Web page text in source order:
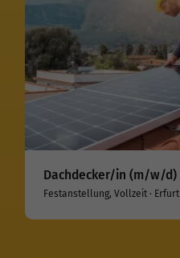
Dachdecker/in (m/w/d)
Festanstellung, Vollzeit · Erfurt